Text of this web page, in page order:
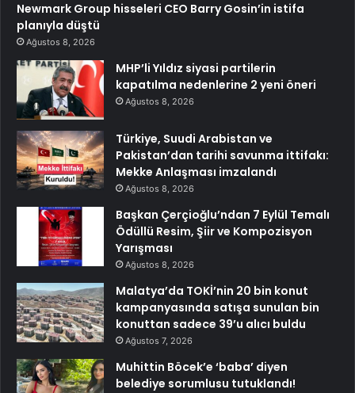
Newmark Group hisseleri CEO Barry Gosin’in istifa
planıyla düştü
Ağustos 8, 2026
MHP’li Yıldız siyasi partilerin
kapatılma nedenlerine 2 yeni öneri
Ağustos 8, 2026
Türkiye, Suudi Arabistan ve
Pakistan’dan tarihi savunma ittifakı:
Mekke Anlaşması imzalandı
Ağustos 8, 2026
Başkan Çerçioğlu’ndan 7 Eylül Temalı
Ödüllü Resim, Şiir ve Kompozisyon
Yarışması
Ağustos 8, 2026
Malatya’da TOKİ’nin 20 bin konut
kampanyasında satışa sunulan bin
konuttan sadece 39’u alıcı buldu
Ağustos 7, 2026
Muhittin Böcek’e ‘baba’ diyen
belediye sorumlusu tutuklandı!